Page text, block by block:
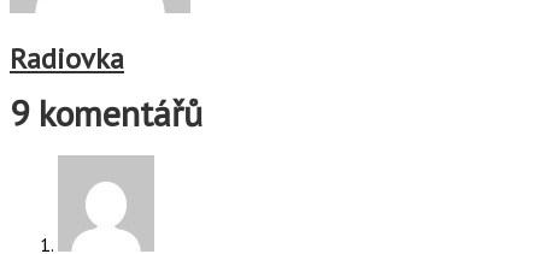
Radiovka
9 komentářů